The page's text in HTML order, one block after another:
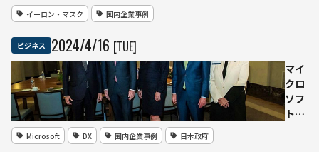
ビが
調査
画像認識機能を
搭載した最新AI
技術を発表
イーロン・マスク 国内企業事例
ビジネス 2024/4/16 [TUE]
マイ
クロ
ソフ
ト、
Microsoft DX 国内企業事例 日本政府